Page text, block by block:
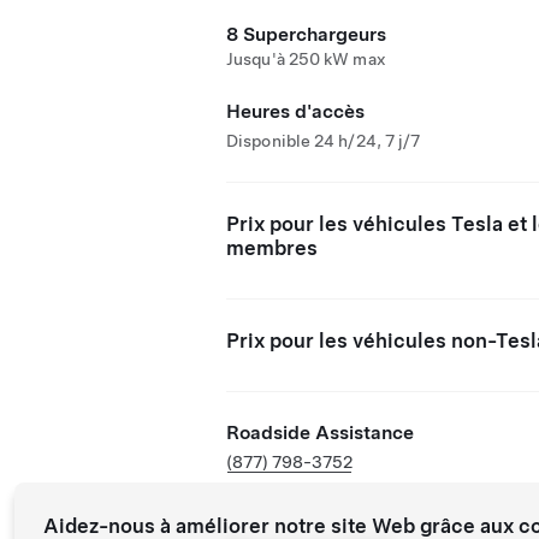
8 Superchargeurs
Jusqu'à 250 kW max
Heures d'accès
Disponible 24 h/24, 7 j/7
Prix pour les véhicules Tesla et
membres
Prix pour les véhicules non-
Roadside Assistance
(877) 798-3752
Aidez-nous à améliorer notre site Web grâce aux